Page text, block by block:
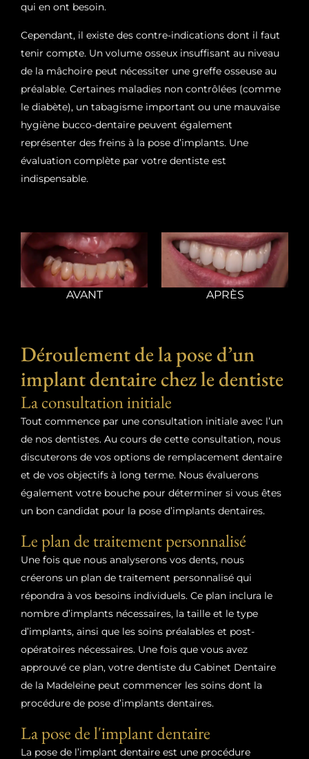
qui en ont besoin.
Cependant, il existe des contre-indications dont il faut
tenir compte. Un volume osseux insuffisant au niveau
de la mâchoire peut nécessiter une greffe osseuse au
préalable. Certaines maladies non contrôlées (comme
le diabète), un tabagisme important ou une mauvaise
hygiène bucco-dentaire peuvent également
représenter des freins à la pose d’implants. Une
évaluation complète par votre dentiste est
indispensable.
AVANT APRÈS
Déroulement de la pose d’un
implant dentaire chez le dentiste
La consultation initiale
Tout commence par une consultation initiale avec l’un
de nos dentistes. Au cours de cette consultation, nous
discuterons de vos options de remplacement dentaire
et de vos objectifs à long terme. Nous évaluerons
également votre bouche pour déterminer si vous êtes
un bon candidat pour la pose d’implants dentaires.
Le plan de traitement personnalisé
Une fois que nous analyserons vos dents, nous
créerons un plan de traitement personnalisé qui
répondra à vos besoins individuels. Ce plan inclura le
nombre d’implants nécessaires, la taille et le type
d’implants, ainsi que les soins préalables et post-
opératoires nécessaires. Une fois que vous avez
approuvé ce plan, votre dentiste du Cabinet Dentaire
de la Madeleine peut commencer les soins dont la
procédure de pose d’implants dentaires.
La pose de l'implant dentaire
La pose de l’implant dentaire est une procédure